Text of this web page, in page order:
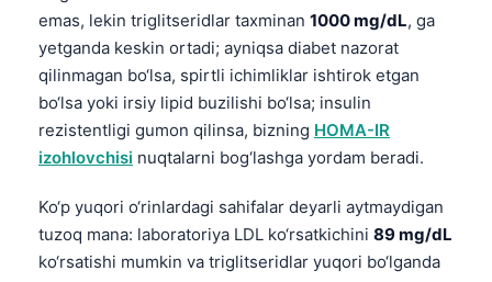
emas, lekin triglitseridlar taxminan 1000 mg/dL, ga
yetganda keskin ortadi; ayniqsa diabet nazorat
qilinmagan bo‘lsa, spirtli ichimliklar ishtirok etgan
bo‘lsa yoki irsiy lipid buzilishi bo‘lsa; insulin
rezistentligi gumon qilinsa, bizning HOMA-IR
izohlovchisi nuqtalarni bog‘lashga yordam beradi.
Ko‘p yuqori o‘rinlardagi sahifalar deyarli aytmaydigan
tuzoq mana: laboratoriya LDL ko‘rsatkichini 89 mg/dL
ko‘rsatishi mumkin va triglitseridlar yuqori bo‘lganda